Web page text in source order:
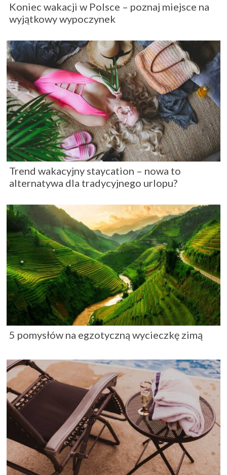
Koniec wakacji w Polsce – poznaj miejsce na
wyjątkowy wypoczynek
Trend wakacyjny staycation – nowa to
alternatywa dla tradycyjnego urlopu?
5 pomysłów na egzotyczną wycieczkę zimą